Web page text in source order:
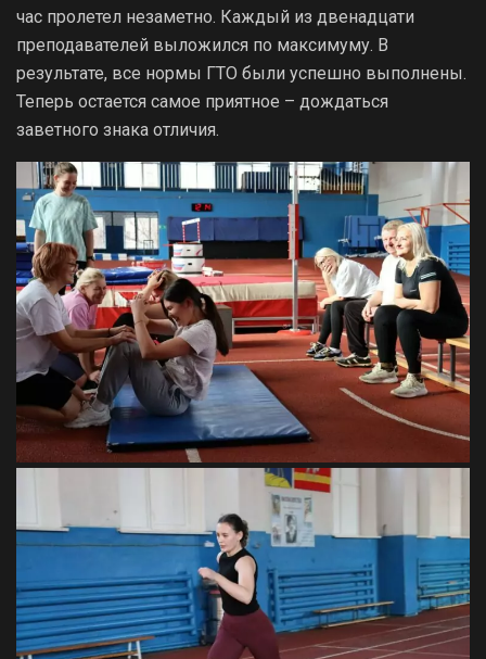
час пролетел незаметно. Каждый из двенадцати
преподавателей выложился по максимуму. В
результате, все нормы ГТО были успешно выполнены.
Теперь остается самое приятное – дождаться
заветного знака отличия.